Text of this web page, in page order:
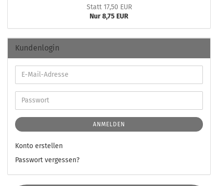
Statt 17,50 EUR
Nur 8,75 EUR
Kundenlogin
ANMELDEN
Konto erstellen
Passwort vergessen?